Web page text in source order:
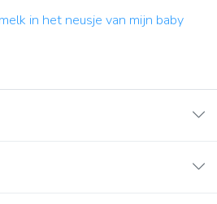
in het neusje van mijn baby